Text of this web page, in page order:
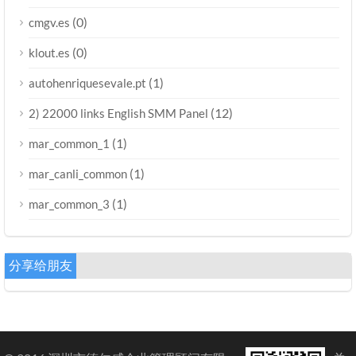
cmgv.es (0)
klout.es (0)
autohenriquesevale.pt (1)
2) 22000 links English SMM Panel (12)
mar_common_1 (1)
mar_canli_common (1)
mar_common_3 (1)
分享给朋友